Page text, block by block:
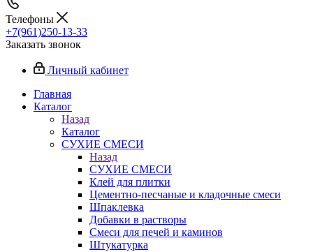
Телефоны
+7(961)250-13-33
Заказать звонок
Личный кабинет
Главная
Каталог
Назад
Каталог
СУХИЕ СМЕСИ
Назад
СУХИЕ СМЕСИ
Клей для плитки
Цементно-песчаные и кладочные смеси
Шпаклевка
Добавки в растворы
Смеси для печей и каминов
Штукатурка